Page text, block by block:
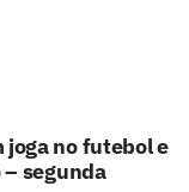
joga no futebol e
segunda